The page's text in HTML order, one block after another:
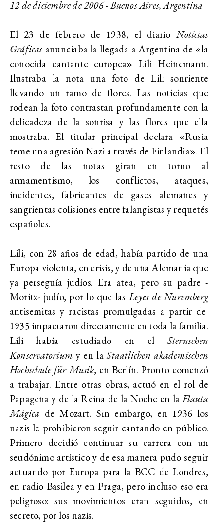
12 de diciembre de 2006 - Buenos Aires, Argentina
El 23 de febrero de 1938, el diarioNoticias
Gráficas anunciaba la llegada a Argentina de «la
conocida cantante europea» Lili Heinemann.
Ilustraba la nota una foto de Lili sonriente
llevando un ramo de flores. Las noticias que
rodean la foto contrastan profundamente con la
delicadeza de la sonrisa y las flores que ella
mostraba. El titular principal declara «Rusia
teme una agresión Nazi a través de Finlandia». El
resto de las notas giran en torno al
armamentismo, los conflictos, ataques,
incidentes, fabricantes de gases alemanes y
sangrientas colisiones entre falangistas y requetés
españoles.
Lili, con 28 años de edad, había partido de una
Europa violenta, en crisis, y de una Alemania que
ya perseguía judíos. Era atea, pero su padre -
Moritz- judío, por lo que lasLeyes de Nuremberg
antisemitas y racistas promulgadas a partir de
1935 impactaron directamente en toda la familia.
Lili había estudiado en elSternschen
Konservatoriumy en laStaatlichen akademischen
Hochschule für Musik, en Berlín. Pronto comenzó
a trabajar. Entre otras obras, actuó en el rol de
Papagena y de la Reina de la Noche en la Flauta
Mágica de Mozart. Sin embargo, en 1936 los
nazis le prohibieron seguir cantando en público.
Primero decidió continuar su carrera con un
seudónimo artístico y de esa manera pudo seguir
actuando por Europa para la BCC de Londres,
en radio Basilea y en Praga, pero incluso eso era
peligroso: sus movimientos eran seguidos, en
secreto, por los nazis.